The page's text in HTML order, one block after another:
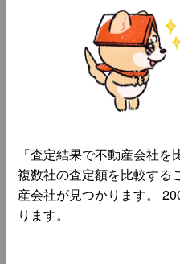
「査定結果で不動産会社を
複数社の査定額を比較する
産会社が見つかります。
ります。